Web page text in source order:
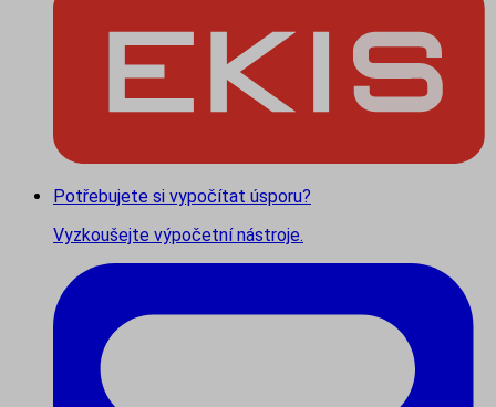
Potřebujete si vypočítat úsporu?
Vyzkoušejte výpočetní nástroje.